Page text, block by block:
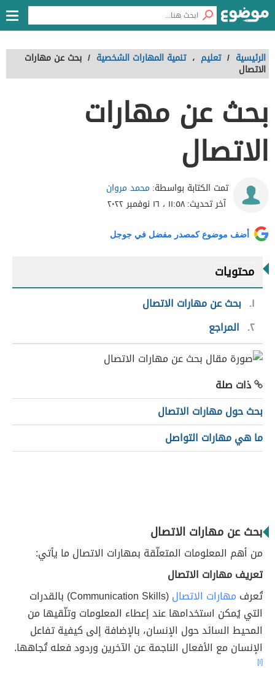
الرئيسية / تعليم ، تنمية المهارات الشخصية / بحث عن مهارات
الاتصال
بحث عن مهارات
الاتصال
تمت الكتابة بواسطة: محمد مروان
آخر تحديث:١١:٥٨ ، ١٦ نوفمبر ٢٠٢٢
أضف موضوع كمصدر مفضل في جوجل
محتويات
١ بحث عن مهارات الاتصال
٢ المراجع
ذات صلة
بحث حول مهارات الاتصال
ما هي مهارات التواصل
بحث عن مهارات الاتصال
من أهم المعلومات المتعلّقة بمهارات الاتصال ما يأتي:
تعريف مهارات الاتصال
تُعرف مهارات الاتصال
(Communication Skills) بالقدرات
التي يُمكن استخدامها عند إعطاء المعلومات وتلّقيها من
المحيط السائد حول الإنسان، بالإضافة إلى كيفية تفاعل
الإنسان مع الأفعال الناجمة عن الآخرين وردود فعله تُجاهها.
[١]